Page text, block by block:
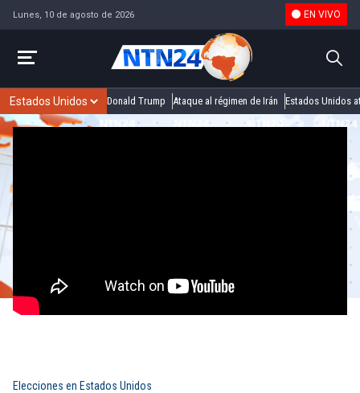
Lunes, 10 de agosto de 2026 EN VIVO
Donald Trump Ataque al régimen de Irán Estados Unidos
Elecciones en Estados Unidos